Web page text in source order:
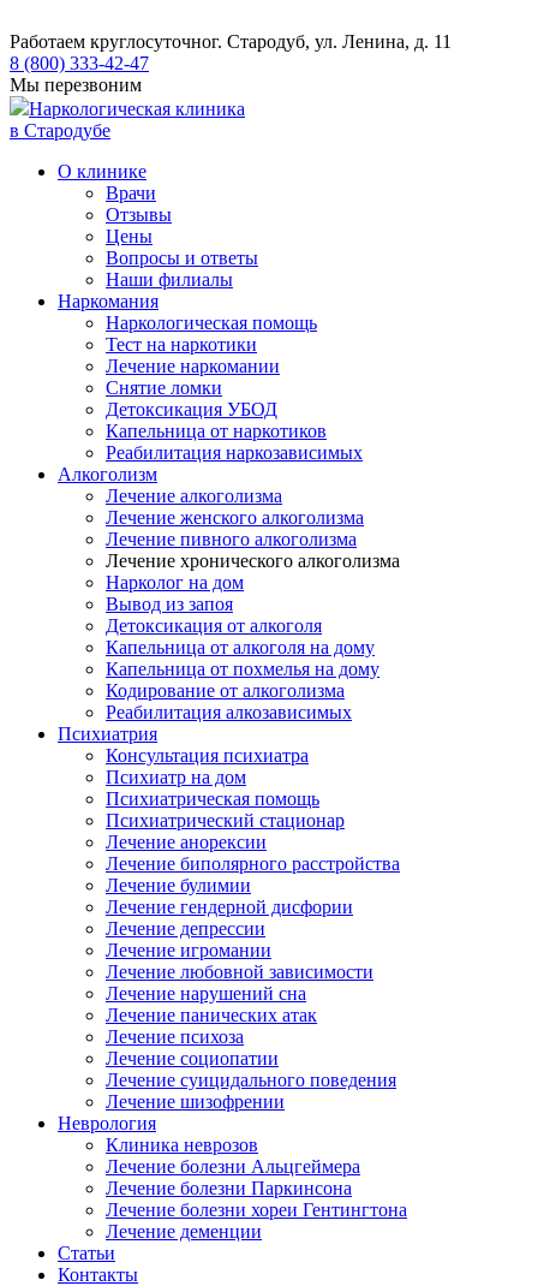
Работаем круглосуточног. Стародуб, ул. Ленина, д. 11
8 (800) 333-42-47
Мы перезвоним
Наркологическая клиника
в Стародубе
О клинике
Врачи
Отзывы
Цены
Вопросы и ответы
Наши филиалы
Наркомания
Наркологическая помощь
Тест на наркотики
Лечение наркомании
Снятие ломки
​​Детоксикация УБОД
Капельница от наркотиков
Реабилитация наркозависимых
Алкоголизм
Лечение алкоголизма
Лечение женского алкоголизма
Лечение пивного алкоголизма
Лечение хронического алкоголизма
Нарколог на дом
Вывод из запоя
Детоксикация от алкоголя
Капельница от алкоголя на дому
Капельница от похмелья на дому
Кодирование от алкоголизма
Реабилитация алкозависимых
Психиатрия
Консультация психиатра
Психиатр на дом
Психиатрическая помощь
Психиатрический стационар
Лечение анорексии
Лечение биполярного расстройства
Лечение булимии
Лечение гендерной дисфории
Лечение депрессии
Лечение игромании
Лечение любовной зависимости
Лечение нарушений сна
Лечение панических атак
Лечение психоза
Лечение социопатии
Лечение суицидального поведения
Лечение шизофрении
Неврология
Клиника неврозов
Лечение болезни Альцгеймера
Лечение болезни Паркинсона
Лечение болезни хореи Гентингтона
Лечение деменции
Статьи
Контакты